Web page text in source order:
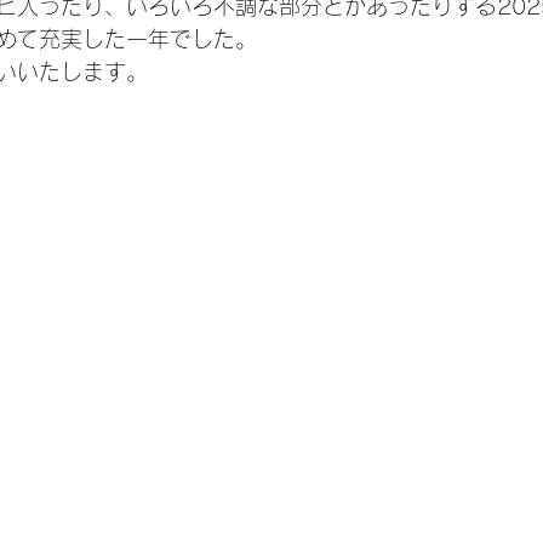
入ったり、いろいろ不調な部分とかあったりする
て充実した一年でした。
いたします。